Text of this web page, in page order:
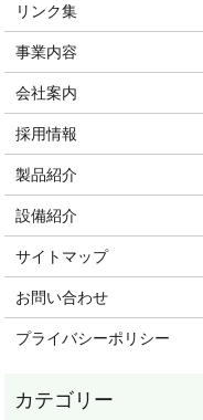
リンク集
事業内容
会社案内
採用情報
製品紹介
設備紹介
サイトマップ
お問い合わせ
プライバシーポリシー